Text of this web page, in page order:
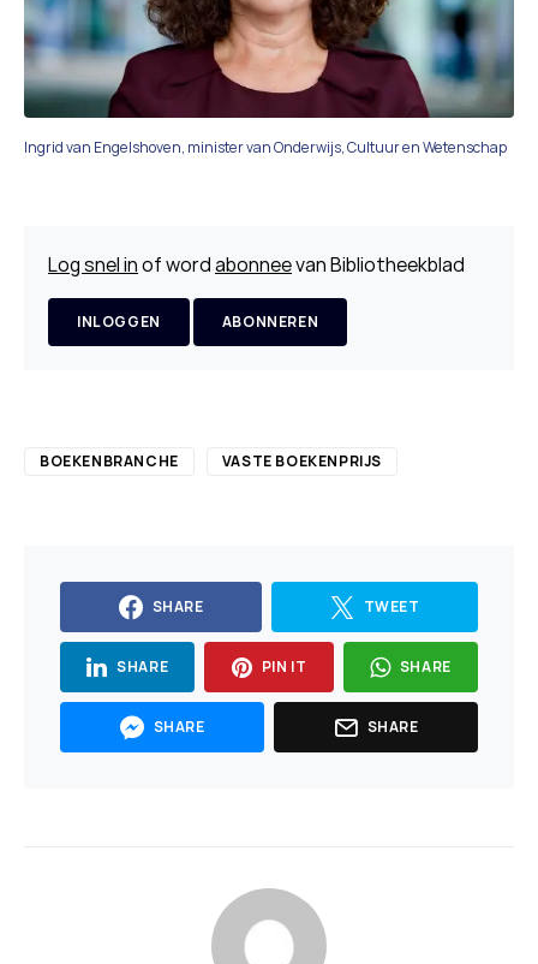
Ingrid van Engelshoven, minister van Onderwijs, Cultuur en Wetenschap
Log snel inof wordabonneevan Bibliotheekblad
INLOGGEN ABONNEREN
BOEKENBRANCHE VASTE BOEKENPRIJS
SHARE TWEET
SHARE PIN IT SHARE
SHARE SHARE